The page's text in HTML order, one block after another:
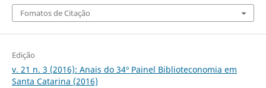
Fomatos de Citação
Edição
v. 21 n. 3 (2016): Anais do 34º Painel Biblioteconomia em
Santa Catarina (2016)